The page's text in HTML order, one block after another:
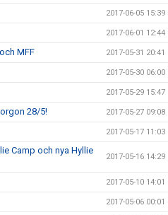
2017-06-05 15:39
2017-06-01 12:44
MFF 2017-05-31 20:41
2017-05-30 06:00
2017-05-29 15:47
28/5! 2017-05-27 09:08
2017-05-17 11:03
Camp och nya Hyllie
2017-05-16 14:29
2017-05-10 14:01
2017-05-06 00:01